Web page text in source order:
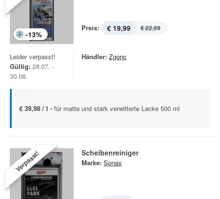
-13%
Preis: € 19,99 € 22,99
Leider verpasst!
Gültig: 28.07. -
30.08.
Händler: Zgonc
€ 39,98 / l - für matte und stark verwitterte Lacke 500 ml
Verpasst! Scheibenreiniger
Marke: Sonax